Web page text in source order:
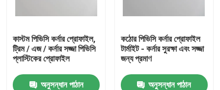
কাস্টম পিভিসি কর্নার প্রোফাইল,
ট্রিম / এজ / কর্নার সজ্জা পিভিসি
প্লাস্টিকের প্রোফাইল
অনুসন্ধান পাঠান
কঠোর পিভিসি কর্নার প্রোফাইল
টার্মাইট - কর্নার সুরক্ষা এবং সজ্জা
জন্য প্রমাণ
অনুসন্ধান পাঠান